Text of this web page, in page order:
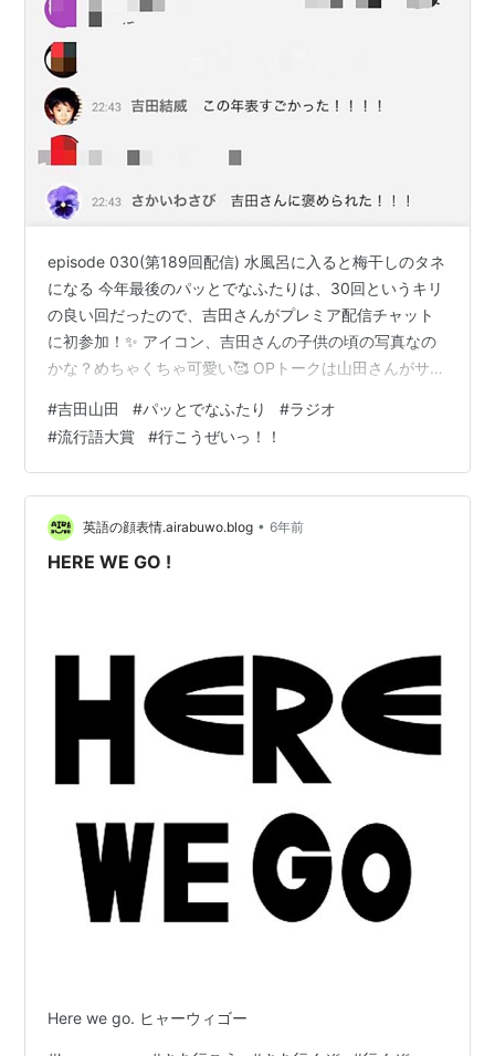
episode 030(第189回配信) 水風呂に入ると梅干しのタネ
になる 今年最後のパッとでなふたりは、30回というキリ
の良い回だったので、吉田さんがプレミア配信チャット
に初参加！✨ アイコン、吉田さんの子供の頃の写真なの
かな？めちゃくちゃ可愛い🥰 OPトークは山田さんがサウ
ネタ方向に行ったかと思ったら、山田さん独自の水風呂
で人は縮むという謎の結論に笑 コーナーは久々の｢理解し
たいただけないと思いますが｣。 人に理解してもらえない
ことを送ってくるコーナーなのに、吉田山田が全然理解
できるネタが2通読まれ｢わかるよ｣｢生きてたらあるよ！
こんなこと…
#吉田山田 #パッとでなふたり #ラジオ
#流行語大賞 #行こうぜいっ！！
英語の顔表情.airabuwo.blog • 6年前
HERE WE GO !
Here we go. ヒャーウィゴー